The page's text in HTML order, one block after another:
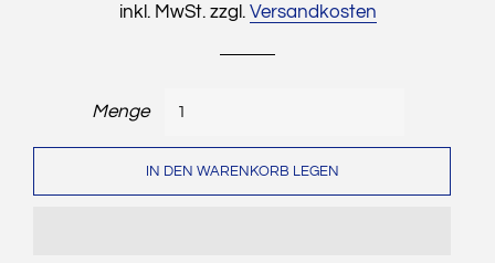
inkl. MwSt. zzgl. Versandkosten
Menge
IN DEN WARENKORB LEGEN